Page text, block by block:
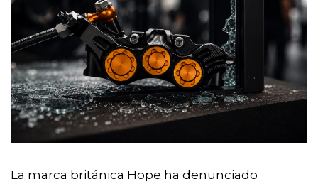
La marca británica Hope ha denunciado